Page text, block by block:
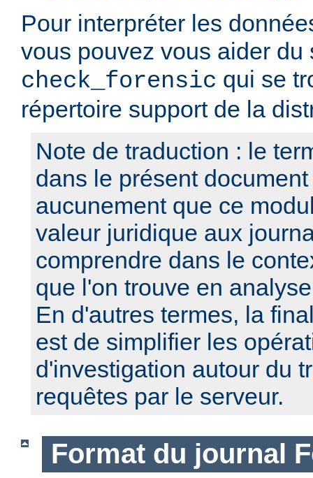
Pour interpréter les
vous pouvez vous aider du
check_forensic qui se
répertoire support de la
Note de traduction : le
dans le présent
aucunement que ce
valeur juridique aux
comprendre dans le
que l'on trouve en
En d'autres termes, la
est de simplifier les
d'investigation autour du
requêtes par le serveur.
Format du journal